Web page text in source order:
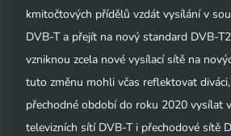
kmitočtových přídělů vzdát vysílání v
DVB-T a přejít na nový standard DVB-
vzniknou zcela nové vysílací sítě na
tuto změnu mohli včas reflektovat
přechodné období do roku 2020 vysílat
televizních sítí DVB-T i přechodové sítě